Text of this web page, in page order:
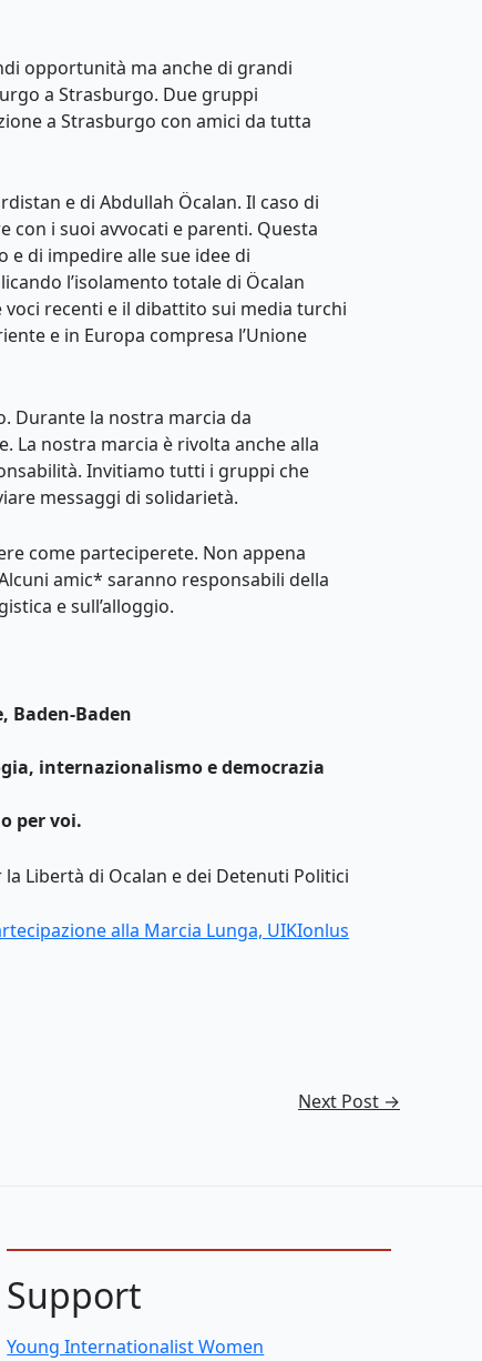
opportunità ma anche di grandi
a Strasburgo. Due gruppi
a Strasburgo con amici da tutta
e di Abdullah Öcalan. Il caso di
con i suoi avvocati e parenti. Questa
e di impedire alle sue idee di
l’isolamento totale di Öcalan
voci recenti e il dibattito sui media turchi
e in Europa compresa l’Unione
Durante la nostra marcia da
La nostra marcia è rivolta anche alla
Invitiamo tutti i gruppi che
messaggi di solidarietà.
come parteciperete. Non appena
amic* saranno responsabili della
e sull’alloggio.
Baden-Baden
internazionalismo e democrazia
per voi.
Libertà di Ocalan e dei Detenuti Politici
alla Marcia Lunga, UIKIonlus
Next Post →
Support
Young Internationalist Women